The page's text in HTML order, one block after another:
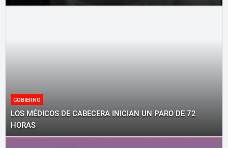
GOBIERNO
LOS MÉDICOS DE CABECERA INICIAN UN PARO DE 72
HORAS